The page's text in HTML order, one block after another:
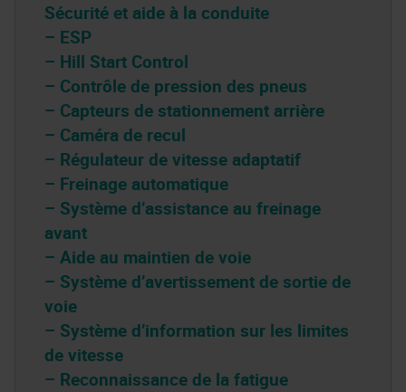
Sécurité et aide à la conduite
– ESP
– Hill Start Control
– Contrôle de pression des pneus
– Capteurs de stationnement arrière
– Caméra de recul
– Régulateur de vitesse adaptatif
– Freinage automatique
– Système d’assistance au freinage
avant
– Aide au maintien de voie
– Système d’avertissement de sortie de
voie
– Système d’information sur les limites
de vitesse
– Reconnaissance de la fatigue